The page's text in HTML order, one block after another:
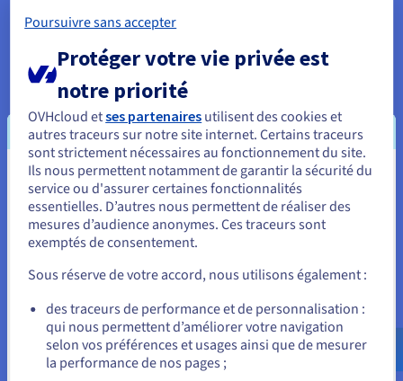
Les HSM polyvalents sont utilisés dans divers secteurs pour
protéger les clés pour des choses comme l'infrastructure à clé
publique, le chiffrement de données transparent, la signature
de code et la gestion des identités. Ils utilisent des normes
cryptographiques courantes telles que PKCS#11.
En revanche, les HSM de paiement sont des modules de
dispositifs hautement spécialisés conçus spécifiquement
pour répondre aux exigences de sécurité et de performance
strictes du secteur financier, y compris la sécurisation du
traitement des transactions, l'émission de cartes et les
échanges de blocs PIN, souvent en conformité stricte avec des
normes telles que PCI PTS HSM.
Cas d'utilisation clés des HSM
Les HSM ne se limitent pas à un seul secteur ; ils constituent
un élément critique partout où des clés de grande valeur ou
Vous semblez être localisé en États-
Unis.
Pour commander, rendez-vous sur le site de votre pays (États-
Allez sur le site États-Unis
us.ovhcloud.com/
Anglais USD - $
ou
Poursuivre sans accepter
Protéger votre vie privée est
notre priorité
OVHcloud etses partenaires utilisent des cookies et
autres traceurs sur notre site internet. Certains traceurs
sont strictement nécessaires au fonctionnement du site.
Ils nous permettent notamment de garantir la sécurité du
service ou d'assurer certaines fonctionnalités
essentielles. D’autres nous permettent de réaliser des
mesures d’audience anonymes. Ces traceurs sont
exemptés de consentement.
Sous réserve de votre accord, nous utilisons également :
des traceurs de performance et de personnalisation :
qui nous permettent d’améliorer votre navigation
selon vos préférences et usages ainsi que de mesurer
la performance de nos pages ;